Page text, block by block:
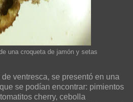
una croqueta de jamón y setas
ventresca, se presentó en una
se podían encontrar: pimientos
cherry, cebolla